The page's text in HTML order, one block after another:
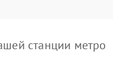
станции метро